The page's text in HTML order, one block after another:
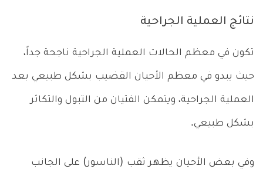
نتائج العملية الجراحية
تكون في معظم الحالات العملية الجراحية ناجحة جداً،
حيث يبدو في معظم الأحيان القضيب بشكل طبيعي بعد
العملية الجراحية، ويتمكن الفتيان من التبول والتكاثر
بشكل طبيعي.
وفي بعض الأحيان يظهر ثقب (الناسور) على الجانب